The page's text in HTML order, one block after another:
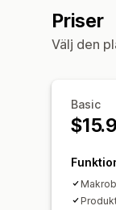
Priser
Välj den
Basic